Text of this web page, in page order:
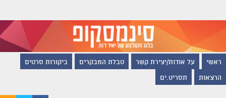
ראשי על אודות/יצירת קשר טבלת המבקרים ביקורות סרטים
הרצאות תסריט.ים